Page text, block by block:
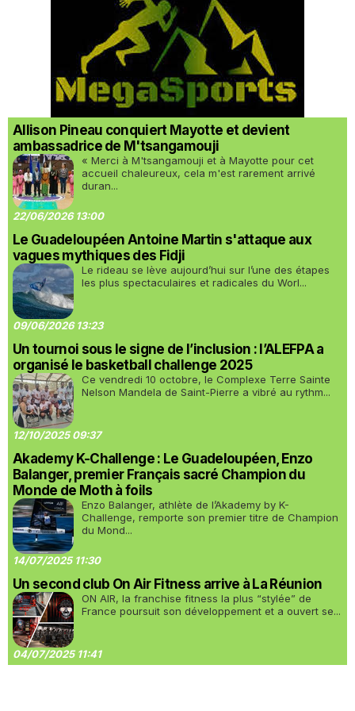
Allison Pineau conquiert Mayotte et devient
ambassadrice de M'tsangamouji
« Merci à M'tsangamouji et à Mayotte pour cet
accueil chaleureux, cela m'est rarement arrivé
duran...
22/06/2026 13:00
Le Guadeloupéen Antoine Martin s'attaque aux
vagues mythiques des Fidji
Le rideau se lève aujourd’hui sur l’une des étapes
les plus spectaculaires et radicales du Worl...
09/06/2026 13:23
Un tournoi sous le signe de l’inclusion : l’ALEFPA a
organisé le basketball challenge 2025
Ce vendredi 10 octobre, le Complexe Terre Sainte
Nelson Mandela de Saint-Pierre a vibré au rythm...
12/10/2025 09:37
Akademy K-Challenge : Le Guadeloupéen, Enzo
Balanger, premier Français sacré Champion du
Monde de Moth à foils
Enzo Balanger, athlète de l’Akademy by K-
Challenge, remporte son premier titre de Champion
du Mond...
14/07/2025 11:30
Un second club On Air Fitness arrive à La Réunion
ON AIR, la franchise fitness la plus “stylée” de
France poursuit son développement et a ouvert se...
04/07/2025 11:41